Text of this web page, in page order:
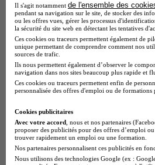
BTS Esf en alternance
BTS Dietetique en alternance
BTS Mco en alternance
BTS Pi en alternance
BTS Sp3s en alternance
Master CCA en alternance
BTS Ndrc en alternance
BTS Sam en alternance
Cap Fleuriste en alternance
MSc Marketing Digital en
BTS Gpme en alternance
Cap Electricien en alternance
BTS Gpn en alternance
BTS Domotique en alternance
Il s'agit notamment de l'ensemble des
pendant sa navigation sur le site, de stocker des
ou les offres vues, gérer les processus
la sécurité du site web en détectant les tentatives
Ces cookies ou traceurs permettent également de
unique permettant de comprendre comment nos
sources de trafic.
Ils nous permettent également d’observer le
navigation dans nos sites beaucoup plus rapide et
Ces cookies ou traceurs permettent enfin de
personnalisée des offres d'emploi ou de formations
Cookies publicitaires
Avec votre accord , nous et nos partenaires
proposer des publicités pour des offres d’emploi
trouver rapidement un emploi ou une formation.
Nos partenaires personnalisent ces publicités en
Nous utilisons des technologies Google (ex :